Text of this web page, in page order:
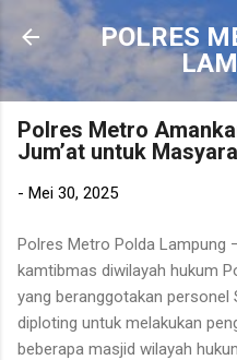
Langsung
POLRES
Polres Metro
Jum’at untuk
- Mei 30, 2025
Polres Metro Polda Lampung
kamtibmas diwilayah hukum
yang beranggotakan
diploting untuk melakukan
beberapa masjid wilayah